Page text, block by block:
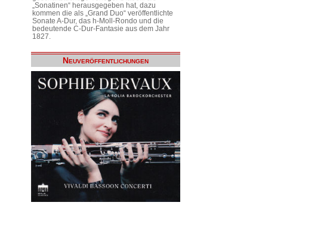
„Sonatinen“ herausgegeben hat, dazu
kommen die als „Grand Duo“ veröffentlichte
Sonate A-Dur, das h-Moll-Rondo und die
bedeutende C-Dur-Fantasie aus dem Jahr
1827.
Neuveröffentlichungen